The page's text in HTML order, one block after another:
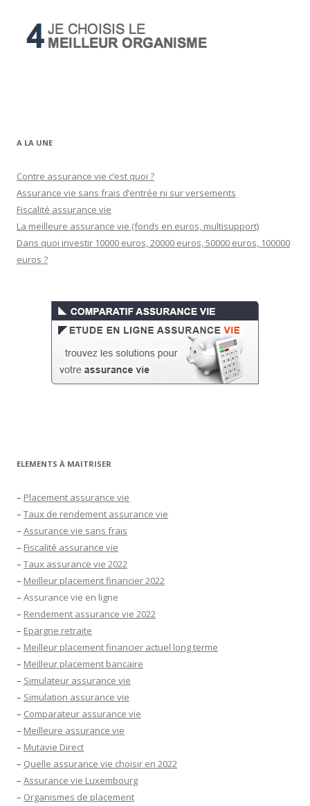
A LA UNE
Contre assurance vie c’est quoi ?
Assurance vie sans frais d’entrée ni sur versements
Fiscalité assurance vie
La meilleure assurance vie (fonds en euros, multisupport)
Dans quoi investir 10000 euros, 20000 euros, 50000 euros, 100000
euros ?
ELEMENTS À MAITRISER
– Placement assurance vie
– Taux de rendement assurance vie
– Assurance vie sans frais
– Fiscalité assurance vie
– Taux assurance vie 2022
– Meilleur placement financier 2022
– Assurance vie en ligne
– Rendement assurance vie 2022
– Epargne retraite
– Meilleur placement financier actuel long terme
– Meilleur placement bancaire
– Simulateur assurance vie
– Simulation assurance vie
– Comparateur assurance vie
– Meilleure assurance vie
– Mutavie Direct
– Quelle assurance vie choisir en 2022
– Assurance vie Luxembourg
– Organismes de placement